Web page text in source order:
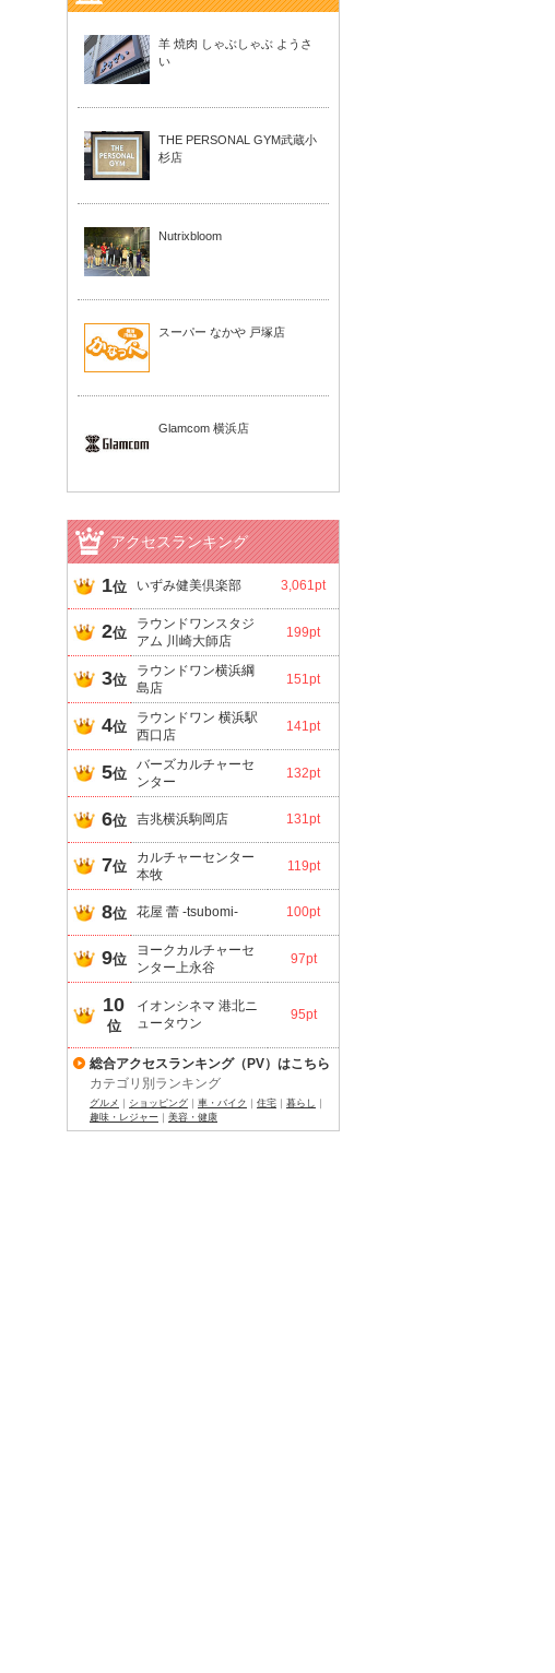
羊 焼肉 しゃぶしゃぶ ようさ
い
THE PERSONAL GYM武蔵小
杉店
Nutrixbloom
スーパー なかや 戸塚店
Glamcom 横浜店
アクセスランキング
1位 いずみ健美倶楽部 3,061pt
2位
ラウンドワンスタジ
アム 川崎大師店
199pt
3位
ラウンドワン横浜綱
島店
151pt
4位
ラウンドワン 横浜駅
西口店
141pt
5位
バーズカルチャーセ
ンター
132pt
6位 吉兆横浜駒岡店 131pt
7位
カルチャーセンター
本牧
119pt
8位 花屋 蕾 -tsubomi- 100pt
9位
ヨークカルチャーセ
ンター上永谷
97pt
10
位
イオンシネマ 港北ニ
ュータウン
95pt
総合アクセスランキング（PV）はこちら
カテゴリ別ランキング
グルメ ショッピング 車・バイク 住宅 暮らし
趣味・レジャー
美容・健康